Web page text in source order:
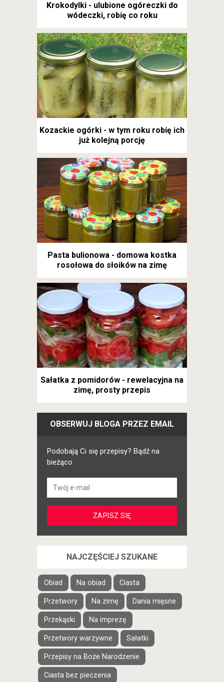
Krokodylki - ulubione ogóreczki do
wódeczki, robię co roku
Kozackie ogórki - w tym roku robię ich
już kolejną porcję
Pasta bulionowa - domowa kostka
rosołowa do słoików na zimę
Sałatka z pomidorów - rewelacyjna na
zimę, prosty przepis
OBSERWUJ BLOGA PRZEZ EMAIL
Podobają Ci się przepisy? Bądź na
bieżąco
NAJCZĘŚCIEJ SZUKANE
Obiad Na obiad Ciasta
Przetwory Na zimę Dania mięsne
Przekąski Na imprezę
Przetwory warzywne Sałatki
Przepisy na Boże Narodzenie
Ciasta bez pieczenia